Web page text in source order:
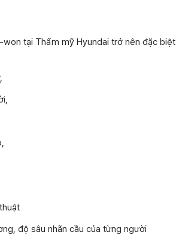
tại Thẩm mỹ Hyundai trở nên đặc biệt
độ sâu nhãn cầu của từng người